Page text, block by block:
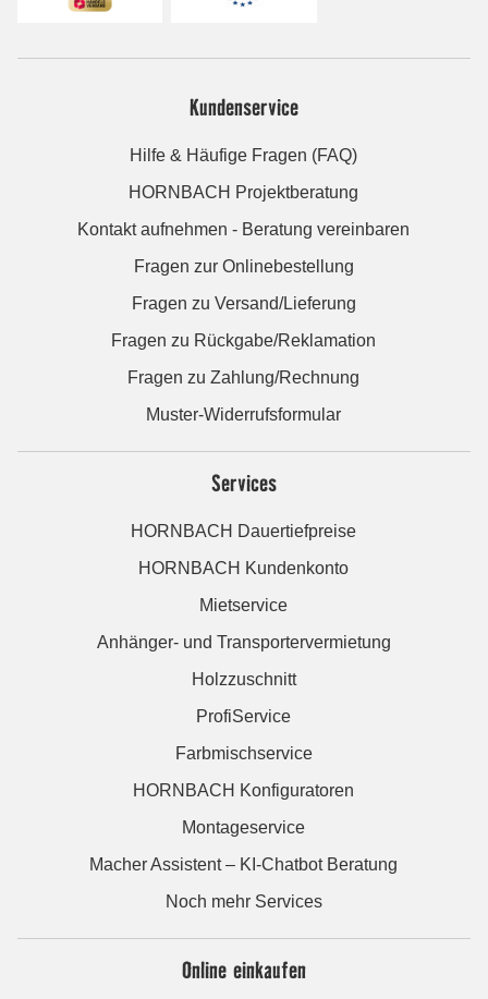
Kundenservice
Hilfe & Häufige Fragen (FAQ)
HORNBACH Projektberatung
Kontakt aufnehmen - Beratung vereinbaren
Fragen zur Onlinebestellung
Fragen zu Versand/Lieferung
Fragen zu Rückgabe/Reklamation
Fragen zu Zahlung/Rechnung
Muster-Widerrufsformular
Services
HORNBACH Dauertiefpreise
HORNBACH Kundenkonto
Mietservice
Anhänger- und Transportervermietung
Holzzuschnitt
ProfiService
Farbmischservice
HORNBACH Konfiguratoren
Montageservice
Macher Assistent – KI-Chatbot Beratung
Noch mehr Services
Online einkaufen